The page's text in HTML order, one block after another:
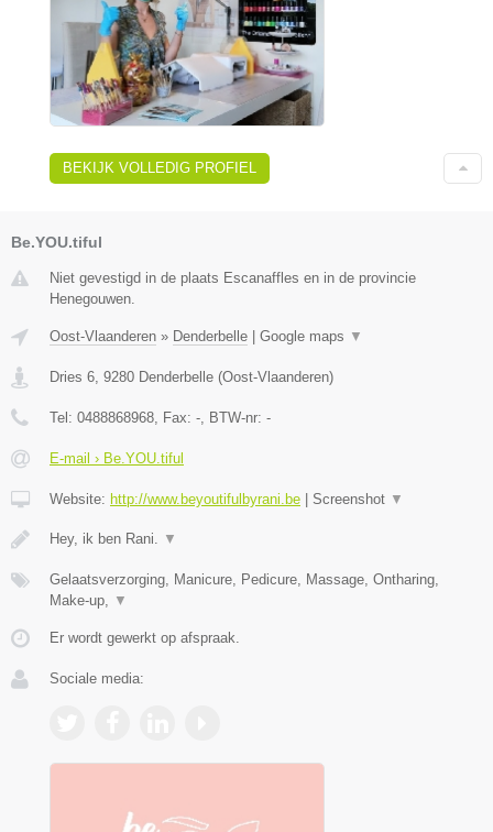
BEKIJK VOLLEDIG PROFIEL
Be.YOU.tiful
Niet gevestigd in de plaats Escanaffles en in de provincie
Henegouwen.
Oost-Vlaanderen » Denderbelle Google maps ▼
Dries 6, 9280 Denderbelle (Oost-Vlaanderen)
Tel: 0488868968, Fax: -, BTW-nr: -
E-mail › Be.YOU.tiful
Website: http://www.beyoutifulbyrani.be Screenshot ▼
Hey, ik ben Rani. ▼
Gelaatsverzorging, Manicure, Pedicure, Massage, Ontharing,
Make-up, ▼
Er wordt gewerkt op afspraak.
Sociale media: